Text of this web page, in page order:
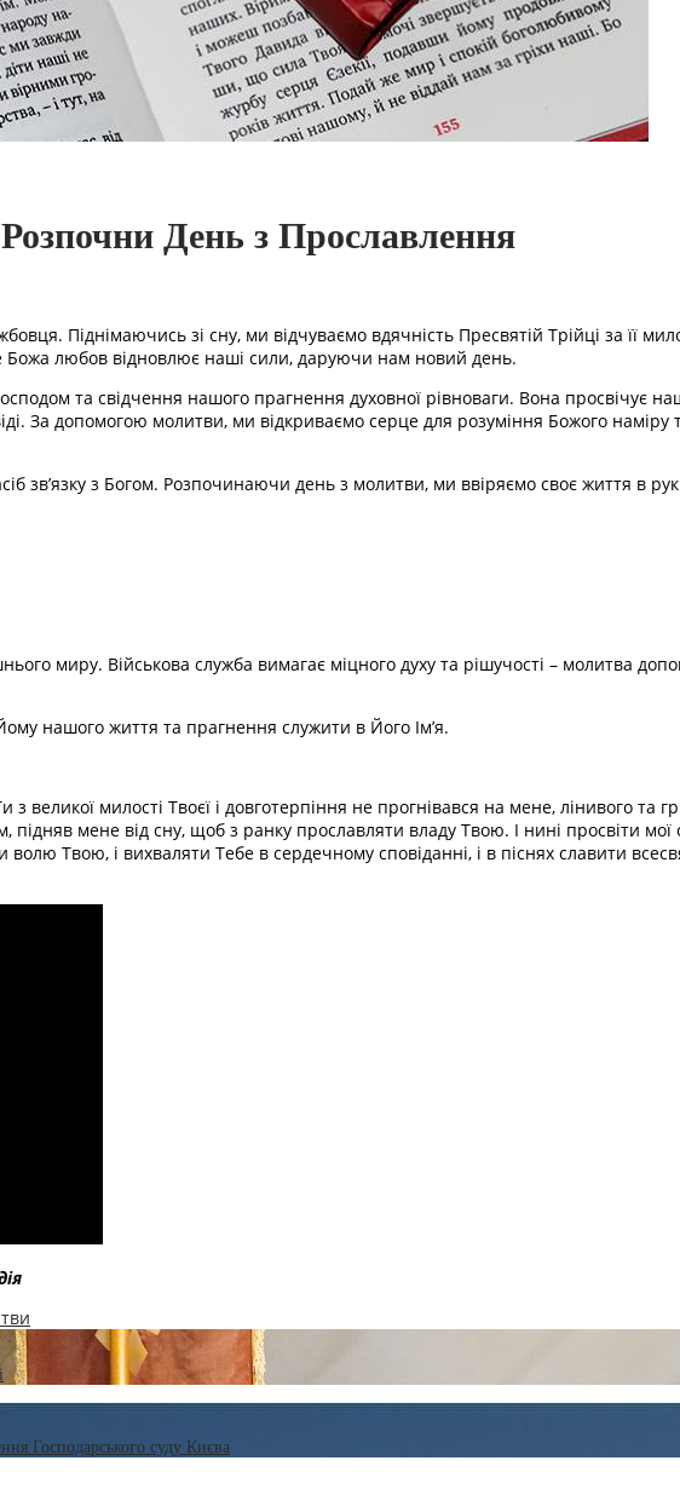
День з Прославлення
Піднімаючись зі сну, ми відчуваємо вдячність Пресвятій Трійці за її
Божа любов відновлює наші сили, даруючи нам новий день.
та свідчення нашого прагнення духовної рівноваги. Вона просвічує
За допомогою молитви, ми відкриваємо серце для розуміння Божого наміру
зв’язку з Богом. Розпочинаючи день з молитви, ми ввіряємо своє життя в
миру. Військова служба вимагає міцного духу та рішучості – молитва
нашого життя та прагнення служити в Його Ім’я.
милості Твоєї і довготерпіння не прогнівався на мене, лінивого та
підняв мене від сну, щоб з ранку прославляти владу Твою. І нині просвіти мої
волю Твою, і вихваляти Тебе в сердечному сповіданні, і в піснях славити
Господарського суду Києва